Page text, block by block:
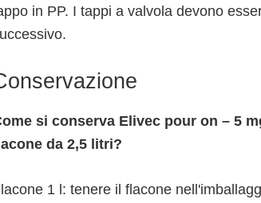
in PP. I tappi a valvola devono
si conserva Elivec pour on – 5
da 2,5 litri?
1 l: tenere il flacone